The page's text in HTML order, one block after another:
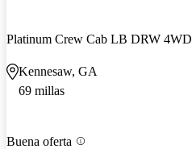
Platinum Crew Cab LB DRW 4WD
Kennesaw, GA
69 millas
Buena oferta